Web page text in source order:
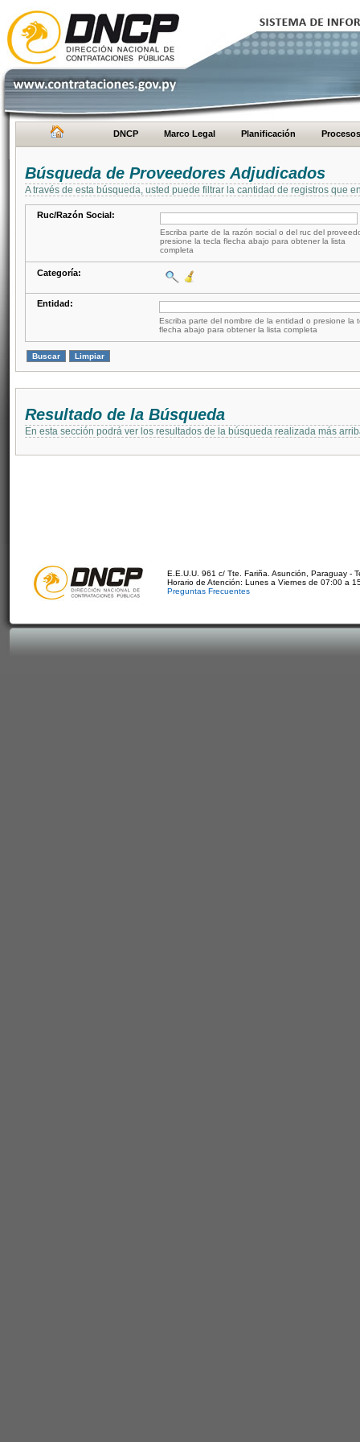
DNCP Marco Legal Planificación Procesos
Búsqueda de Proveedores Adjudicados
A través de esta búsqueda, usted puede filtrar la cantidad de registros que
Ruc/Razón Social:
Escriba parte de la razón social o del ruc del
presione la tecla flecha abajo para obtener la lista
completa
Categoría:
Entidad:
Escriba parte del nombre de la entidad o presione la
flecha abajo para obtener la lista completa
Resultado de la Búsqueda
En esta sección podrá ver los resultados de la búsqueda realizada más
E.E.U.U. 961 c/ Tte. Fariña. Asunción, Paraguay -
Horario de Atención: Lunes a Viernes de 07:00 a
Preguntas Frecuentes